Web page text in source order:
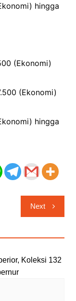
hingga
(Ekonomi)
(Ekonomi)
hingga
Next